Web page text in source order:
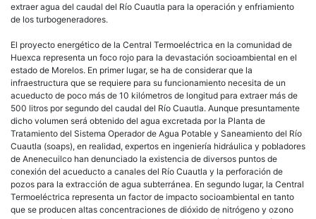
extraer agua del caudal del Río Cuautla para la operación y enfriamiento
de los turbogeneradores.
El proyecto energético de la Central Termoeléctrica en la comunidad de
Huexca representa un foco rojo para la devastación socioambiental en el
estado de Morelos. En primer lugar, se ha de considerar que la
infraestructura que se requiere para su funcionamiento necesita de un
acueducto de poco más de 10 kilómetros de longitud para extraer más de
500 litros por segundo del caudal del Río Cuautla. Aunque presuntamente
dicho volumen será obtenido del agua excretada por la Planta de
Tratamiento del Sistema Operador de Agua Potable y Saneamiento del Río
Cuautla (soaps), en realidad, expertos en ingeniería hidráulica y pobladores
de Anenecuilco han denunciado la existencia de diversos puntos de
conexión del acueducto a canales del Río Cuautla y la perforación de
pozos para la extracción de agua subterránea. En segundo lugar, la Central
Termoeléctrica representa un factor de impacto socioambiental en tanto
que se producen altas concentraciones de dióxido de nitrógeno y ozono